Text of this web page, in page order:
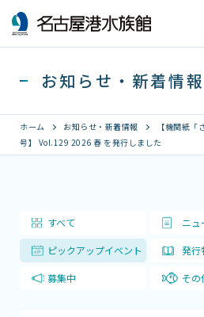
営業・イベントスケジュール
入館チケット
交通アクセス
お知らせ・新着情報
お知らせ・新着情報
ホーム お知らせ・新着情報
【機関紙「
号】 Vol.129 2026 春 を発行しました
すべて ニュ
ピックアップイベント 発行
募集中 その